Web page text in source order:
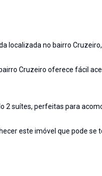
localizada no bairro
Cruzeiro oferece fácil
2 suítes, perfeitas para
este imóvel que pode se